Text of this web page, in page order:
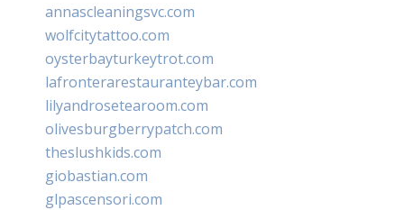
annascleaningsvc.com
wolfcitytattoo.com
oysterbayturkeytrot.com
lafronterarestauranteybar.com
lilyandrosetearoom.com
olivesburgberrypatch.com
theslushkids.com
giobastian.com
glpascensori.com